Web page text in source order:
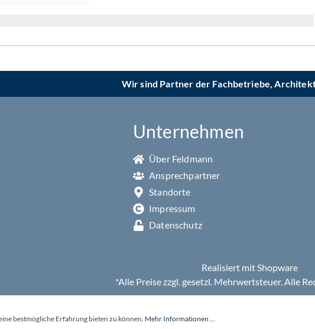
Wir sind Partner der Fachbetriebe,
Unternehmen
Über Feldmann
Ansprechpartner
Standorte
Impressum
Datenschutz
Realisiert mit Shopware
*Alle Preise zzgl. gesetzl. Mehrwertsteuer. Alle
bestmögliche Erfahrung bieten zu können. Mehr Informationen ...